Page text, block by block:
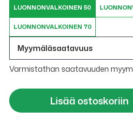
LUONNONVALKOINEN 50
LUONNONVALKOINEN 70
Myymäläsaatavuus
Varmistathan saatavuuden
Lisää ostoskoriin